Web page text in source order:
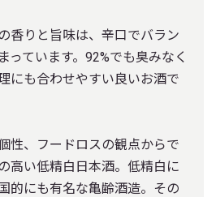
香りと旨味は、辛口でバラン
っています。92%でも臭みなく
にも合わせやすい良いお酒で
性、フードロスの観点からで
高い低精白日本酒。低精白に
的にも有名な亀齢酒造。その